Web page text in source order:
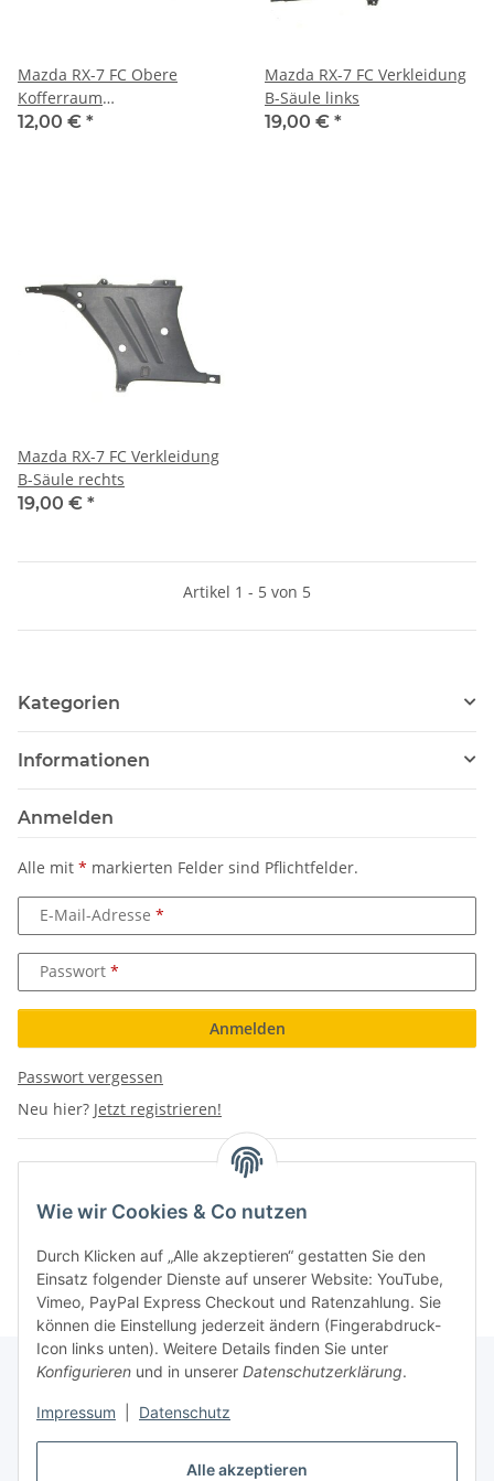
Alle akzeptieren
Wie wir Cookies & Co nutzen
Durch Klicken auf „Alle akzeptieren“ gestatten Sie den
Einsatz folgender Dienste auf unserer Website: YouTube,
Vimeo, PayPal Express Checkout und Ratenzahlung. Sie
können die Einstellung jederzeit ändern (Fingerabdruck-
Icon links unten). Weitere Details finden Sie unter
Konfigurieren und in unserer Datenschutzerklärung.
Impressum Datenschutz
Mazda RX-7 FC Obere
Kofferraum
Seitenverkleidung rechts
12,00 € *
Mazda RX-7 FC Verkleidung
B-Säule links
19,00 € *
Mazda RX-7 FC Verkleidung
B-Säule rechts
19,00 € *
Artikel 1 - 5 von 5
Kategorien
Informationen
Anmelden
Alle mit * markierten Felder sind Pflichtfelder.
E-Mail-Adresse
Passwort
Anmelden
Passwort vergessen
Neu hier? Jetzt registrieren!
Vertrag widerrufen